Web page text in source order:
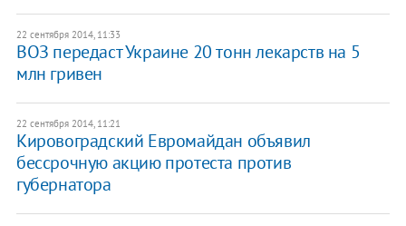
22 сентября 2014, 11:33
ВОЗ передаст Украине 20 тонн лекарств на 5
млн гривен
22 сентября 2014, 11:21
Кировоградский Евромайдан объявил
бессрочную акцию протеста против
губернатора